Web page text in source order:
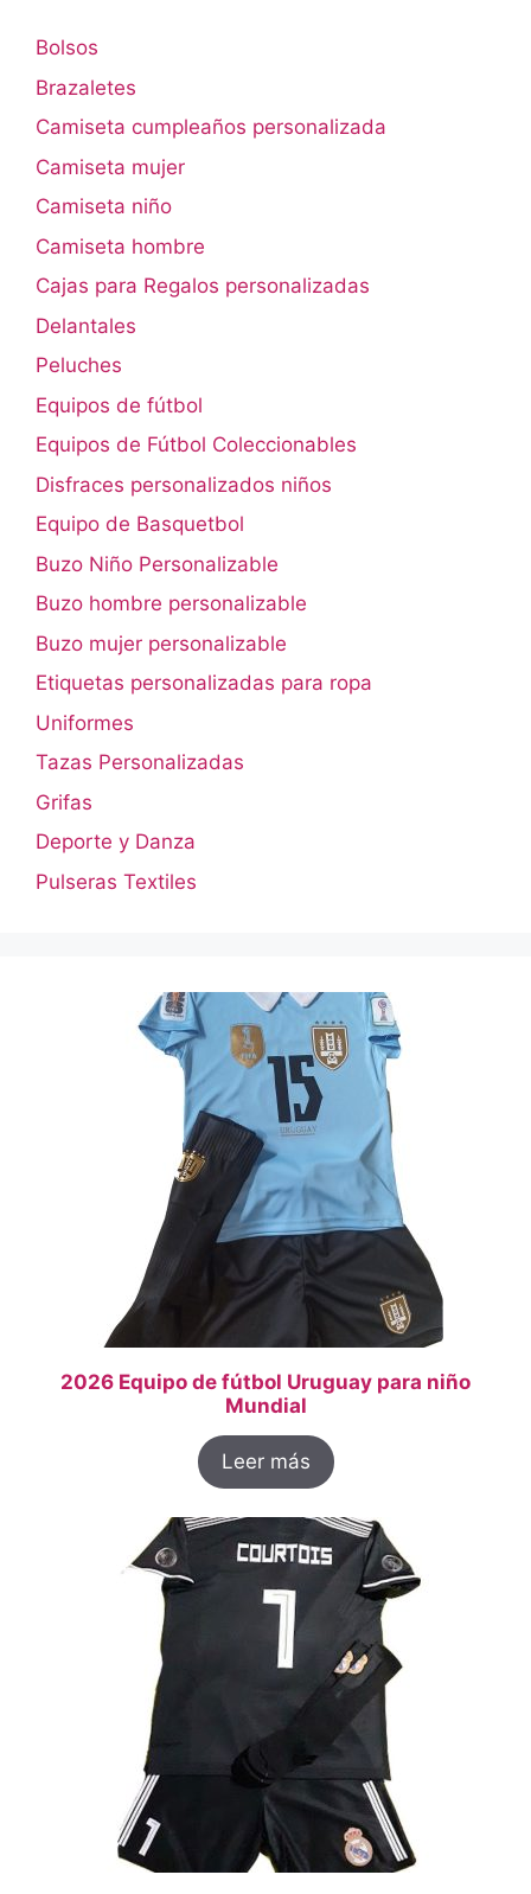
Bolsos
Brazaletes
Camiseta cumpleaños personalizada
Camiseta mujer
Camiseta niño
Camiseta hombre
Cajas para Regalos personalizadas
Delantales
Peluches
Equipos de fútbol
Equipos de Fútbol Coleccionables
Disfraces personalizados niños
Equipo de Basquetbol
Buzo Niño Personalizable
Buzo hombre personalizable
Buzo mujer personalizable
Etiquetas personalizadas para ropa
Uniformes
Tazas Personalizadas
Grifas
Deporte y Danza
Pulseras Textiles
2026 Equipo de fútbol Uruguay para niño
Mundial
Leer más